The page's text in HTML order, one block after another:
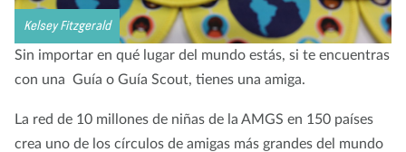
Kelsey Fitzgerald
Sin importar en qué lugar del mundo estás, si te encuentras
con una Guía o Guía Scout, tienes una amiga.
La red de 10 millones de niñas de la AMGS en 150 países
crea uno de los círculos de amigas más grandes del mundo